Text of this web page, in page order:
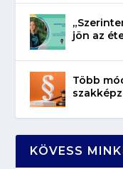
jön az
Több
KÖVESS